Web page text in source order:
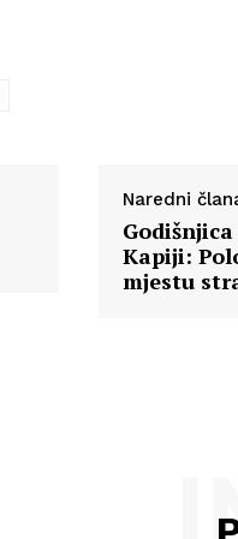
Naredni
Kapiji:
mjestu